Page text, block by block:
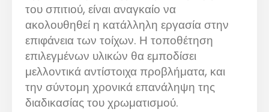
του σπιτιού, είναι αναγκαίο να
ακολουθηθεί η κατάλληλη εργασία στην
επιφάνεια των τοίχων. Η τοποθέτηση
επιλεγμένων υλικών θα εμποδίσει
μελλοντικά αντίστοιχα προβλήματα, και
την σύντομη χρονικά επανάληψη της
διαδικασίας του χρωματισμού.